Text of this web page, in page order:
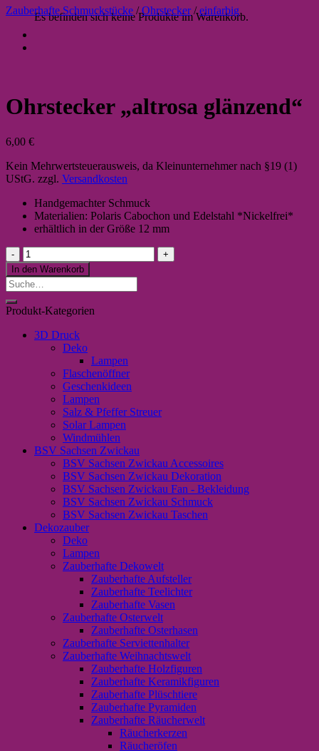
Es befinden sich keine Produkte im Warenkorb.
Zauberhafte Schmuckstücke / Ohrstecker / einfarbig
Ohrstecker „altrosa glänzend“
6,00 €
Kein Mehrwertsteuerausweis, da Kleinunternehmer nach §19 (1)
UStG. zzgl. Versandkosten
Handgemachter Schmuck
Materialien: Polaris Cabochon und Edelstahl *Nickelfrei*
erhältlich in der Größe 12 mm
Ohrstecker
"altrosa
glänzend"
Menge
In den Warenkorb
Suche
nach:
Produkt-Kategorien
3D Druck
Deko
Lampen
Flaschenöffner
Geschenkideen
Lampen
Salz & Pfeffer Streuer
Solar Lampen
Windmühlen
BSV Sachsen Zwickau
BSV Sachsen Zwickau Accessoires
BSV Sachsen Zwickau Dekoration
BSV Sachsen Zwickau Fan - Bekleidung
BSV Sachsen Zwickau Schmuck
BSV Sachsen Zwickau Taschen
Dekozauber
Deko
Lampen
Zauberhafte Dekowelt
Zauberhafte Aufsteller
Zauberhafte Teelichter
Zauberhafte Vasen
Zauberhafte Osterwelt
Zauberhafte Osterhasen
Zauberhafte Serviettenhalter
Zauberhafte Weihnachtswelt
Zauberhafte Holzfiguren
Zauberhafte Keramikfiguren
Zauberhafte Plüschtiere
Zauberhafte Pyramiden
Zauberhafte Räucherwelt
Räucherkerzen
Räucheröfen